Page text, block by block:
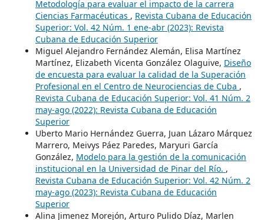
Metodología para evaluar el impacto de la carrera
Ciencias Farmacéuticas , Revista Cubana de Educación
Superior: Vol. 42 Núm. 1 ene-abr (2023): Revista
Cubana de Educación Superior
Miguel Alejandro Fernández Alemán, Elisa Martínez
Martínez, Elizabeth Vicenta González Olaguive, Diseño
de encuesta para evaluar la calidad de la Superación
Profesional en el Centro de Neurociencias de Cuba ,
Revista Cubana de Educación Superior: Vol. 41 Núm. 2
may-ago (2022): Revista Cubana de Educación
Superior
Uberto Mario Hernández Guerra, Juan Lázaro Márquez
Marrero, Meivys Páez Paredes, Maryuri García
González, Modelo para la gestión de la comunicación
institucional en la Universidad de Pinar del Río. ,
Revista Cubana de Educación Superior: Vol. 42 Núm. 2
may-ago (2023): Revista Cubana de Educación
Superior
Alina Jimenez Morejón, Arturo Pulido Díaz, Marlen